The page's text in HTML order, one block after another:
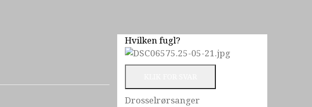
Hvilken fugl?
Drosselrørsanger